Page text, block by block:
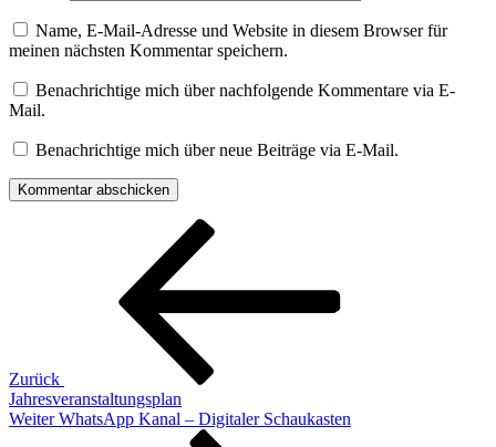
Name, E-Mail-Adresse und Website in diesem Browser für
meinen nächsten Kommentar speichern.
Benachrichtige mich über nachfolgende Kommentare via E-
Mail.
Benachrichtige mich über neue Beiträge via E-Mail.
Beitragsnavigation
Zurück
Jahresveranstaltungsplan
Nächster
Weiter WhatsApp Kanal – Digitaler Schaukasten